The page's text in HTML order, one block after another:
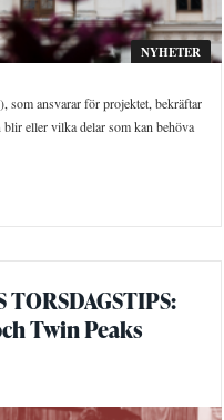
NYHETER
som ansvarar för projektet, bekräftar
eller vilka delar som kan behöva
Twin Peaks